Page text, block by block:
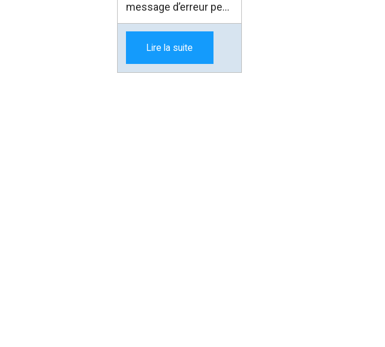
message d’erreur peut
vite devenir pénible.
de Microsoft, il existe
une solution simple :
Lire la suite